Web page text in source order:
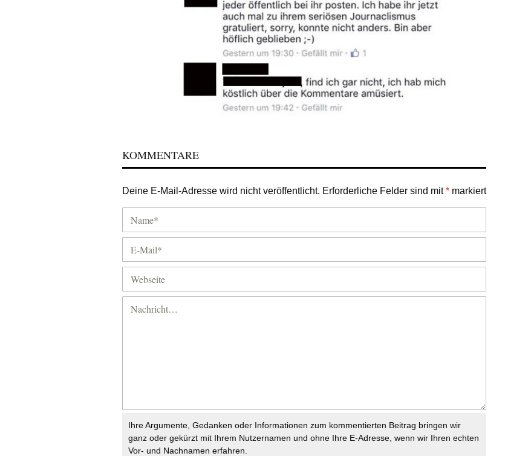
KOMMENTARE
Deine E-Mail-Adresse wird nicht veröffentlicht. Erforderliche Felder sind mit* markiert
Ihre Argumente, Gedanken oder Informationen zum kommentierten Beitrag bringen wir
ganz oder gekürzt mit Ihrem Nutzernamen und ohne Ihre E-Adresse, wenn wir Ihren echten
Vor- und Nachnamen erfahren.